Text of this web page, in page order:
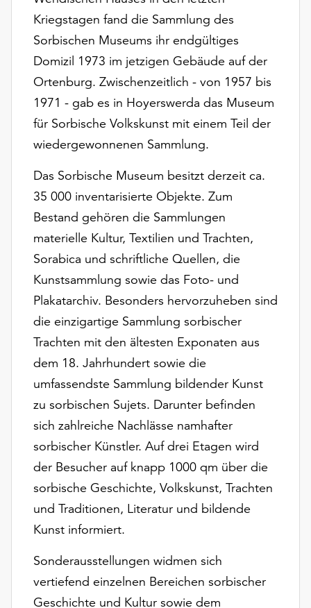
Datenschutzerklärung
dem
Impressum
Kriegstagen fand die Sammlung des
Sorbischen Museums ihr endgültiges
Domizil 1973 im jetzigen Gebäude auf der
Ortenburg. Zwischenzeitlich - von 1957 bis
1971 - gab es in Hoyerswerda das Museum
für Sorbische Volkskunst mit einem Teil der
wiedergewonnenen Sammlung.
Das Sorbische Museum besitzt derzeit ca.
35 000 inventarisierte Objekte. Zum
Bestand gehören die Sammlungen
materielle Kultur, Textilien und Trachten,
Sorabica und schriftliche Quellen, die
Kunstsammlung sowie das Foto- und
Plakatarchiv. Besonders hervorzuheben sind
die einzigartige Sammlung sorbischer
Trachten mit den ältesten Exponaten aus
dem 18. Jahrhundert sowie die
umfassendste Sammlung bildender Kunst
zu sorbischen Sujets. Darunter befinden
sich zahlreiche Nachlässe namhafter
sorbischer Künstler. Auf drei Etagen wird
der Besucher auf knapp 1000 qm über die
sorbische Geschichte, Volkskunst, Trachten
und Traditionen, Literatur und bildende
Kunst informiert.
Sonderausstellungen widmen sich
vertiefend einzelnen Bereichen sorbischer
Geschichte und Kultur sowie dem